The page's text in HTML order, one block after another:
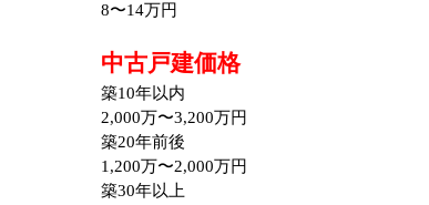
8〜14万円
中古戸建価格
築10年以内
2,000万〜3,200万円
築20年前後
1,200万〜2,000万円
築30年以上